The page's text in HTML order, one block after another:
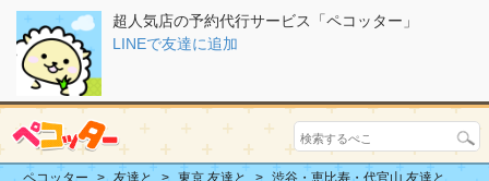
超人気店の予約代行サービス「ペコッター」
LINEで友達に追加
ペコッター 友達と 東京 友達と
渋谷・恵比寿・代官山 友達と